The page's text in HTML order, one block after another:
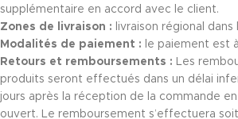
supplémentaire en accord avec le client.
Zones de livraison : livraison régional dans
Modalités de paiement : le paiement est
Retours et remboursements : Les
produits seront effectués dans un délai
jours après la réception de la commande
ouvert. Le remboursement s’effectuera